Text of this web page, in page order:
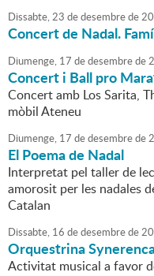
Dissabte,23 dedesembrede
Concert de Nadal.
Diumenge, 17 dedesembrede
Concert i Ball pro
Concert amb Los Sarita,
mòbil Ateneu
Diumenge, 17 dedesembrede
El Poema de Nadal
Interpretat pel taller de
amorosit per les nadales
Catalan
Dissabte, 16 dedesembrede
Orquestrina
Activitat musical a favor